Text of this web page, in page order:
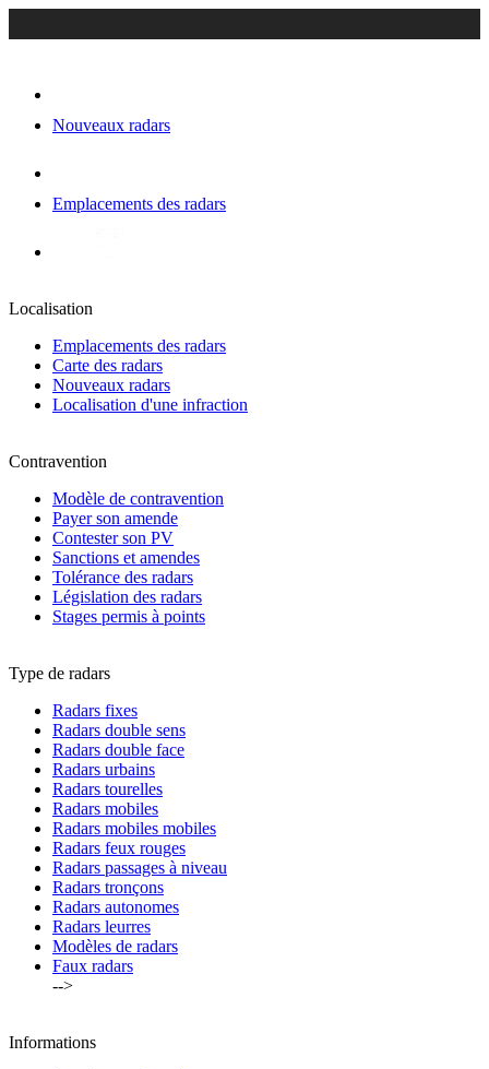
Nouveaux radars
Emplacements des radars
Localisation
Emplacements des radars
Carte des radars
Nouveaux radars
Localisation d'une infraction
Contravention
Modèle de contravention
Payer son amende
Contester son PV
Sanctions et amendes
Tolérance des radars
Législation des radars
Stages permis à points
Type de radars
Radars fixes
Radars double sens
Radars double face
Radars urbains
Radars tourelles
Radars mobiles
Radars mobiles mobiles
Radars feux rouges
Radars passages à niveau
Radars tronçons
Radars autonomes
Radars leurres
Modèles de radars
Faux radars
-->
Informations